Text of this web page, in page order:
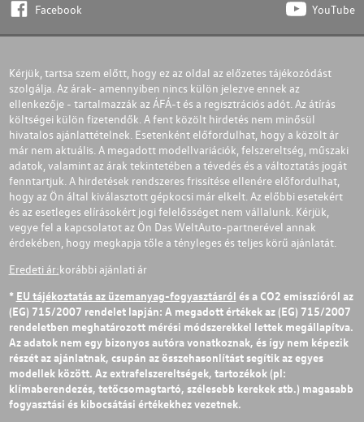
Facebook YouTube
Kérjük, tartsa szem előtt, hogy ez az oldal az előzetes tájékozódást
szolgálja. Az árak- amennyiben nincs külön jelezve ennek az
ellenkezője - tartalmazzák az ÁFÁ-t és a regisztrációs adót. Az átírás
költségei külön fizetendők. A fent közölt hirdetés nem minősül
hivatalos ajánlattételnek. Esetenként előfordulhat, hogy a közölt ár
már nem aktuális. A megadott modellvariációk, felszereltség, műszaki
adatok, valamint az árak tekintetében a tévedés és a változtatás jogát
fenntartjuk. A hirdetések rendszeres frissítése ellenére előfordulhat,
hogy az Ön által kiválasztott gépkocsi már elkelt. Az előbbi esetekért
és az esetleges elírásokért jogi felelősséget nem vállalunk. Kérjük,
vegye fel a kapcsolatot az Ön Das WeltAuto-partnerével annak
érdekében, hogy megkapja tőle a tényleges és teljes körű ajánlatát.
Eredeti ár:korábbi ajánlati ár
* EU tájékoztatás az üzemanyag-fogyasztásról és a CO2 emisszióról az
(EG) 715/2007 rendelet lapján: A megadott értékek az (EG) 715/2007
rendeletben meghatározott mérési módszerekkel lettek megállapítva.
Az adatok nem egy bizonyos autóra vonatkoznak, és így nem képezik
részét az ajánlatnak, csupán az összehasonlítást segítik az egyes
modellek között. Az extrafelszereltségek, tartozékok (pl:
klímaberendezés, tetőcsomagtartó, szélesebb kerekek stb.) magasabb
fogyasztási és kibocsátási értékekhez vezetnek.